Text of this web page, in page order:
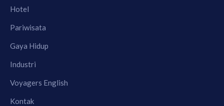
Hotel
Pariwisata
Gaya Hidup
Industri
Voyagers English
Kontak